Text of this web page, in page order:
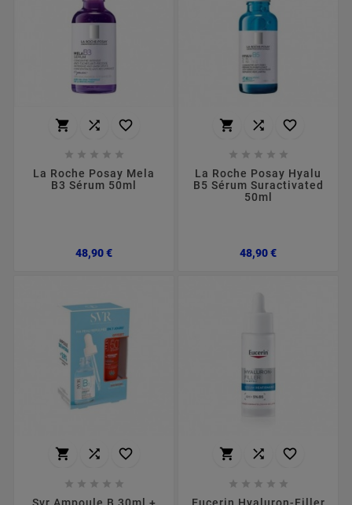
  
    
La Roche Posay Mela
B3 Sérum 50ml
48,90 €Preço
  
    
La Roche Posay Hyalu
B5 Sérum Suractivated
50ml
48,90 €Preço
  
    
Svr Ampoule B 30ml +
  
    
Eucerin Hyaluron-Filler